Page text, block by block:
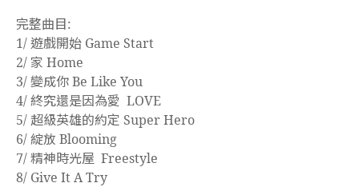
完整曲目:
1/ 遊戲開始 Game Start
2/ 家 Home
3/ 變成你 Be Like You
4/ 終究還是因為愛  LOVE
5/ 超級英雄的約定 Super Hero
6/ 綻放 Blooming
7/ 精神時光屋  Freestyle
8/ Give It A Try